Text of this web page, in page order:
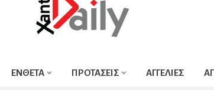
ΕΝΘΕΤΑ ΠΡΟΤΑΣΕΙΣ ΑΓΓΕΛΙΕΣ